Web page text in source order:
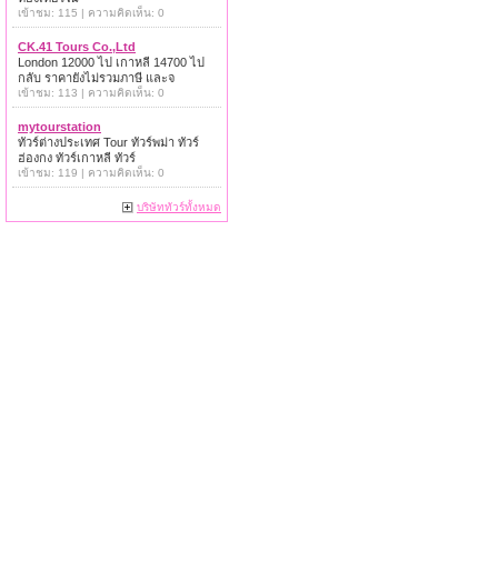
เข้าชม: 115 | ความคิดเห็น: 0
CK.41 Tours Co.,Ltd
London 12000 ไป เกาหลี 14700 ไป
กลับ ราคายังไม่รวมภาษี และจ
เข้าชม: 113 | ความคิดเห็น: 0
mytourstation
ทัวร์ต่างประเทศ Tour ทัวร์พม่า ทัวร์
ฮ่องกง ทัวร์เกาหลี ทัวร์
เข้าชม: 119 | ความคิดเห็น: 0
บริษัททัวร์ทั้งหมด